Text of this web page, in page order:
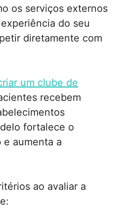
os serviços externos
do seu
diretamente com
um clube de
recebem
fortalece o
e aumenta a
ao avaliar a